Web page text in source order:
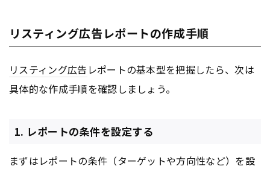
リスティング広告レポートの作成手順
リスティング広告 レポートの基本型を把握したら、次は
具体的な作成手順を確認しましょう。
1. レポートの条件を設定する
まずはレポートの条件（ターゲットや方向性など）を設